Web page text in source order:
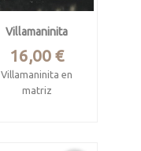
Villamaninita
Precio
16,00 €
Villamaninita en
matriz